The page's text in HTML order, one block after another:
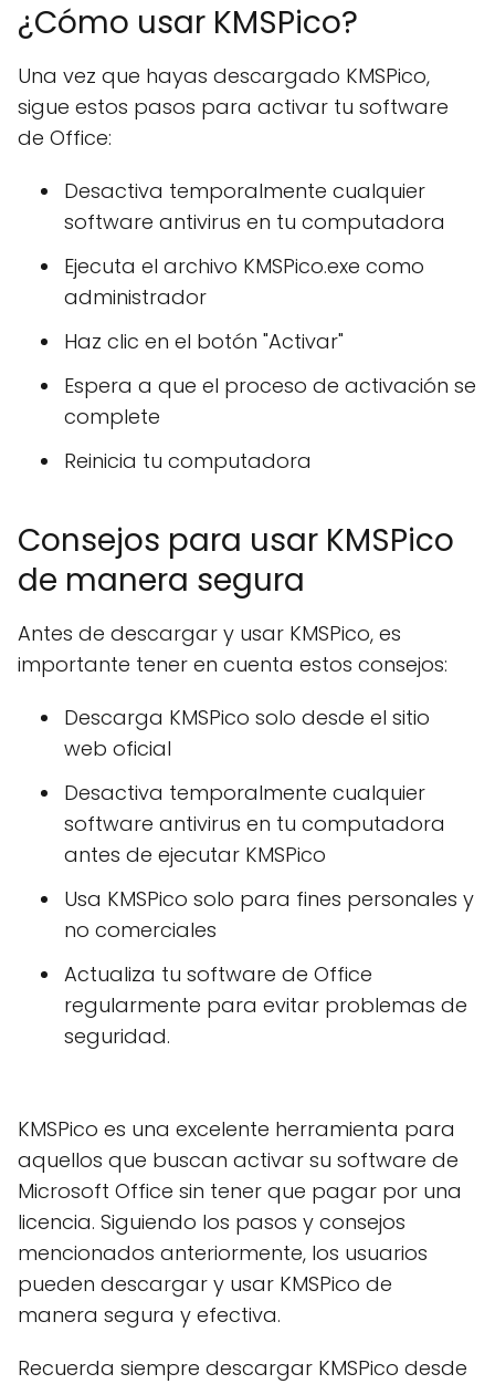
¿Cómo usar KMSPico?
Una vez que hayas descargado KMSPico,
sigue estos pasos para activar tu software
de Office:
Desactiva temporalmente cualquier
software antivirus en tu computadora
Ejecuta el archivo KMSPico.exe como
administrador
Haz clic en el botón "Activar"
Espera a que el proceso de activación se
complete
Reinicia tu computadora
Consejos para usar KMSPico
de manera segura
Antes de descargar y usar KMSPico, es
importante tener en cuenta estos consejos:
Descarga KMSPico solo desde el sitio
web oficial
Desactiva temporalmente cualquier
software antivirus en tu computadora
antes de ejecutar KMSPico
Usa KMSPico solo para fines personales y
no comerciales
Actualiza tu software de Office
regularmente para evitar problemas de
seguridad.
KMSPico es una excelente herramienta para
aquellos que buscan activar su software de
Microsoft Office sin tener que pagar por una
licencia. Siguiendo los pasos y consejos
mencionados anteriormente, los usuarios
pueden descargar y usar KMSPico de
manera segura y efectiva.
Recuerda siempre descargar KMSPico desde